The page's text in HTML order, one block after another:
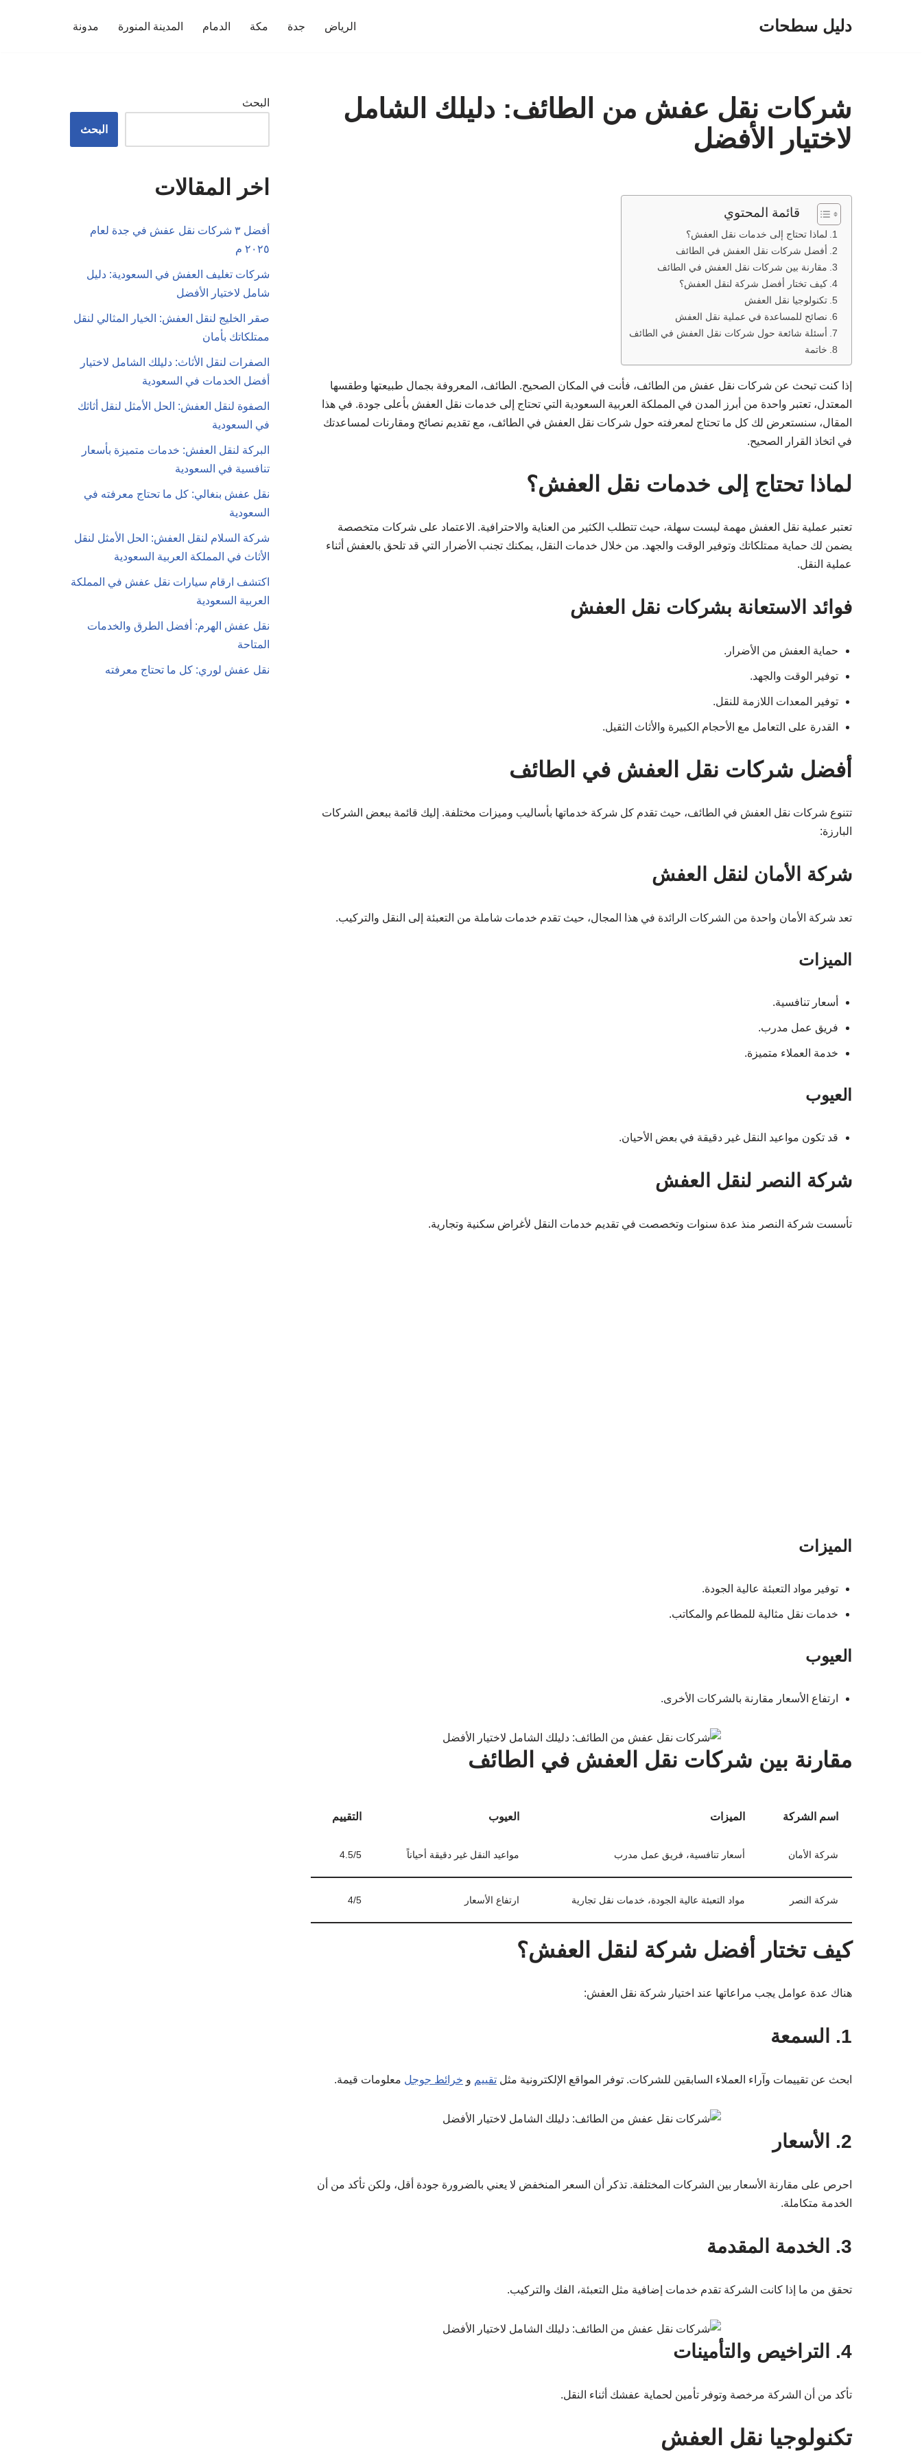
دليل سطحات الرياض جدة مكة الدمام المدينة المنورة مدونة
شركات نقل عفش من الطائف: دليلك الشامل
لاختيار الأفضل
قائمة المحتوي
لماذا تحتاج إلى خدمات نقل العفش؟
أفضل شركات نقل العفش في الطائف
مقارنة بين شركات نقل العفش في الطائف
كيف تختار أفضل شركة لنقل العفش؟
تكنولوجيا نقل العفش
نصائح للمساعدة في عملية نقل العفش
أسئلة شائعة حول شركات نقل العفش في الطائف
خاتمة
إذا كنت تبحث عن شركات نقل عفش من الطائف، فأنت في المكان الصحيح. الطائف، المعروفة بجمال طبيعتها وطقسها
المعتدل، تعتبر واحدة من أبرز المدن في المملكة العربية السعودية التي تحتاج إلى خدمات نقل العفش بأعلى جودة. في هذا
المقال، سنستعرض لك كل ما تحتاج لمعرفته حول شركات نقل العفش في الطائف، مع تقديم نصائح ومقارنات لمساعدتك
في اتخاذ القرار الصحيح.
لماذا تحتاج إلى خدمات نقل العفش؟
تعتبر عملية نقل العفش مهمة ليست سهلة، حيث تتطلب الكثير من العناية والاحترافية. الاعتماد على شركات متخصصة
يضمن لك حماية ممتلكاتك وتوفير الوقت والجهد. من خلال خدمات النقل، يمكنك تجنب الأضرار التي قد تلحق بالعفش أثناء
عملية النقل.
فوائد الاستعانة بشركات نقل العفش
حماية العفش من الأضرار.
توفير الوقت والجهد.
توفير المعدات اللازمة للنقل.
القدرة على التعامل مع الأحجام الكبيرة والأثاث الثقيل.
أفضل شركات نقل العفش في الطائف
تتنوع شركات نقل العفش في الطائف، حيث تقدم كل شركة خدماتها بأساليب وميزات مختلفة. إليك قائمة ببعض الشركات
البارزة:
شركة الأمان لنقل العفش
تعد شركة الأمان واحدة من الشركات الرائدة في هذا المجال، حيث تقدم خدمات شاملة من التعبئة إلى النقل والتركيب.
الميزات
أسعار تنافسية.
فريق عمل مدرب.
خدمة العملاء متميزة.
العيوب
قد تكون مواعيد النقل غير دقيقة في بعض الأحيان.
شركة النصر لنقل العفش
تأسست شركة النصر منذ عدة سنوات وتخصصت في تقديم خدمات النقل لأغراض سكنية وتجارية.
العيوب
اسم الشركة الميزات
أسعار تنافسية، فريق عمل مدرب مواعيد النقل غير دقيقة أحياناً
كيف تختار أفضل شركة لنقل العفش؟
ابحث عن تقييمات وآراء العملاء السابقين للشركات. توفر المواقع الإلكترونية مثل
الخدمة متكاملة.
تكنولوجيا نقل العفش
تستخدم العديد من الشركات تقنيات حديثة في عملية النقل، مثل استخدام تطبيقات الهواتف الذكية لتتبع شحناتك وتحديد
فوائد استخدام التكنولوجيا في نقل العفش
البحث
البحث
اخر المقالات
أفضل ٣ شركات نقل عفش في جدة لعام
٢٠٢٥ م
شركات تغليف العفش في السعودية: دليل
شامل لاختيار الأفضل
صقر الخليج لنقل العفش: الخيار المثالي لنقل
ممتلكاتك بأمان
الصفرات لنقل الأثاث: دليلك الشامل لاختيار
أفضل الخدمات في السعودية
الصفوة لنقل العفش: الحل الأمثل لنقل أثاثك
في السعودية
البركة لنقل العفش: خدمات متميزة بأسعار
تنافسية في السعودية
نقل عفش بنغالي: كل ما تحتاج معرفته في
السعودية
شركة السلام لنقل العفش: الحل الأمثل لنقل
الأثاث في المملكة العربية السعودية
اكتشف ارقام سيارات نقل عفش في المملكة
العربية السعودية
نقل عفش الهرم: أفضل الطرق والخدمات
المتاحة
نقل عفش لوري: كل ما تحتاج معرفته